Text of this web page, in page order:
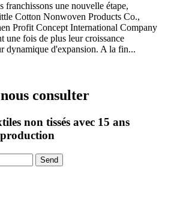
franchissons une nouvelle étape,
Cotton Nonwoven Products Co.,
Profit Concept International Company
une fois de plus leur croissance
dynamique d'expansion. A la fin...
consulter
non tissés avec 15 ans